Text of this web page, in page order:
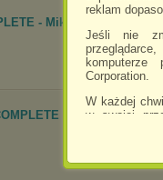
reklam
Jeśli nie
Corporation.
W każdej
w swojej
spowodować
- Mike Resnick .epub
- Jack Chalker